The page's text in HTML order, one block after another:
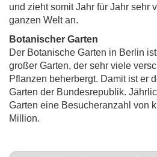
und zieht somit Jahr für Jahr sehr
ganzen Welt an.
Botanischer Garten
Der Botanische Garten in Berlin
großer Garten, der sehr viele
Pflanzen beherbergt. Damit ist er
Garten der Bundesrepublik.
Garten eine Besucheranzahl von
Million.